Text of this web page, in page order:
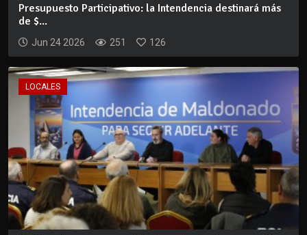
Presupuesto Participativo: la Intendencia destinará más
de $...
Jun 24 2026 251 126
LOCALES